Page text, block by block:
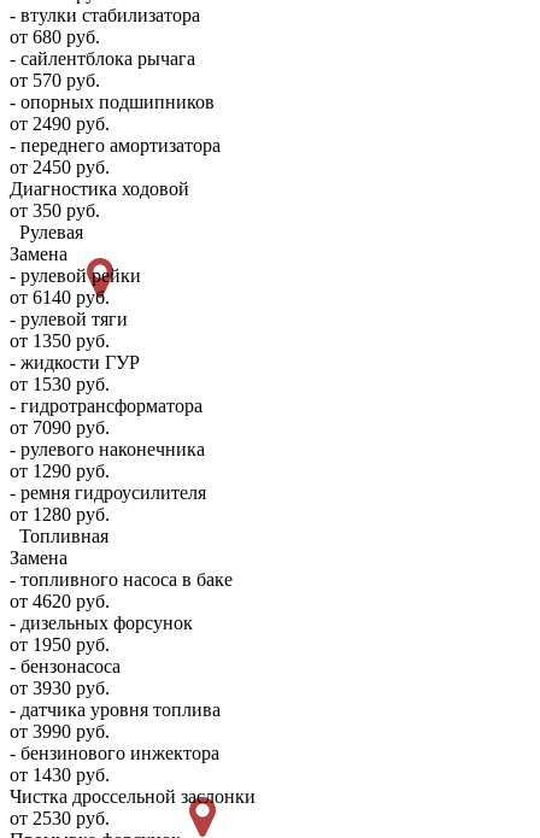
- втулки стабилизатора
от 680 руб.
- сайлентблока рычага
от 570 руб.
- опорных подшипников
от 2490 руб.
- переднего амортизатора
от 2450 руб.
Диагностика ходовой
от 350 руб.
Рулевая
Замена
- рулевой рейки
от 6140 руб.
- рулевой тяги
от 1350 руб.
- жидкости ГУР
от 1530 руб.
- гидротрансформатора
от 7090 руб.
- рулевого наконечника
от 1290 руб.
- ремня гидроусилителя
от 1280 руб.
Топливная
Замена
- топливного насоса в баке
от 4620 руб.
- дизельных форсунок
от 1950 руб.
- бензонасоса
от 3930 руб.
- датчика уровня топлива
от 3990 руб.
- бензинового инжектора
от 1430 руб.
Чистка дроссельной заслонки
от 2530 руб.